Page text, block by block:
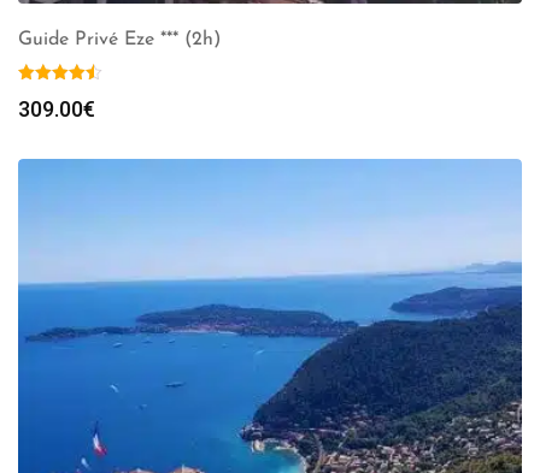
Guide Privé Eze *** (2h)
309.00€